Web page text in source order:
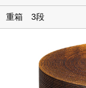
重箱 3段